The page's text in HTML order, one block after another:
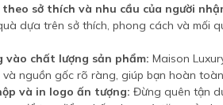
theo sở thích và nhu cầu của người
dựa trên sở thích, phong cách và mối
vào chất lượng sản phẩm: Maison
và nguồn gốc rõ ràng, giúp bạn hoàn
và in logo ấn tượng: Đừng quên tận